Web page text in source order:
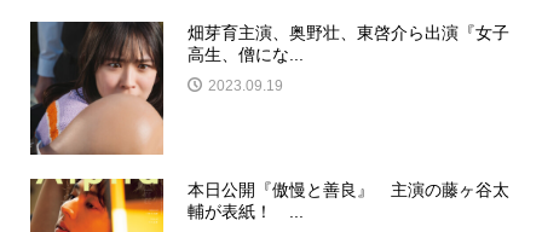
畑芽育主演、奥野壮、東啓介ら出演『女子
高生、僧にな...
2023.09.19
本日公開『傲慢と善良』 主演の藤ヶ谷太
輔が表紙！ ...